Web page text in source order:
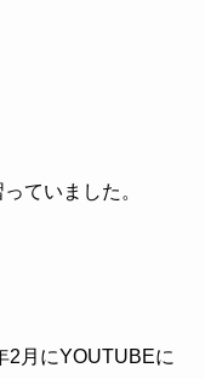
ていました。
2月にYOUTUBEに